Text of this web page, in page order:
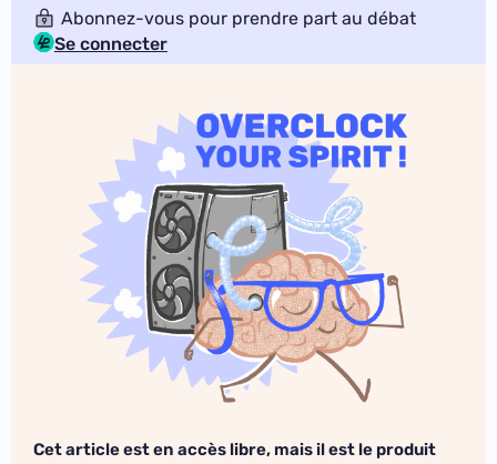
Abonnez-vous pour prendre part au débat
Se connecter
Cet article est en accès libre, mais il est le produit